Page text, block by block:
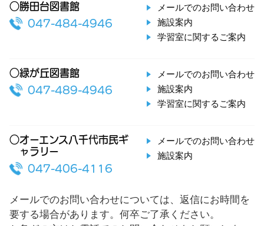
○勝田台図書館
047-484-4946
メールでのお問い合わせ
施設案内
学習室に関するご案内
○緑が丘図書館
047-489-4946
メールでのお問い合わせ
施設案内
学習室に関するご案内
○オーエンス八千代市民ギ
ャラリー
047-406-4116
メールでのお問い合わせ
施設案内
メールでのお問い合わせについては、返信にお時間を
要する場合があります。何卒ご了承ください。